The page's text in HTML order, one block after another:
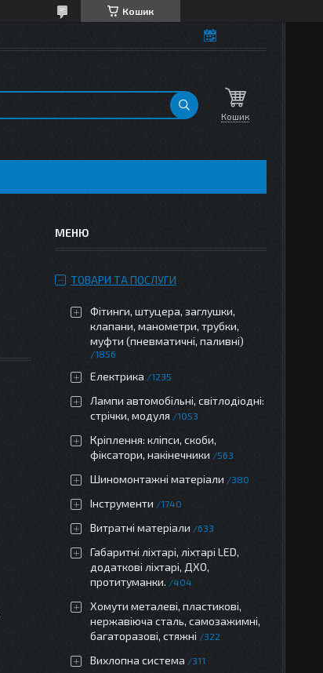
Кошик
Кошик
ТОВАРИ ТА ПОСЛУГИ
Фітинги, штуцера, заглушки,
клапани, манометри, трубки,
муфти (пневматичні, паливні)
1856
Електрика 1235
Лампи автомобільні, світлодіодні:
стрічки, модуля
1053
Кріплення: кліпси, скоби,
фіксатори, накінечники
563
Шиномонтажні матеріали 380
Інструменти 1740
Витратні матеріали 633
Габаритні ліхтарі, ліхтарі LED,
додаткові ліхтарі, ДХО,
протитуманки.
404
Хомути металеві, пластикові,
нержавіюча сталь, самозажимні,
багаторазові, стяжні
322
Вихлопна система 311